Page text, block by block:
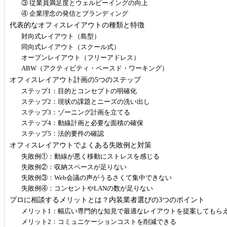
③ 従業員満足度とウェルビーイングの向上
④ 企業理念の発信とブランディング
代表的なオフィスレイアウトの種類と特徴
対向式レイアウト（島型）
同向式レイアウト（スクール式）
オープンレイアウト（フリーアドレス）
ABW（アクティビティ・ベースド・ワーキング）
オフィスレイアウト計画の5つのステップ
ステップ1：目的とコンセプトの明確化
ステップ2：現状の課題とニーズの洗い出し
ステップ3：ゾーニング計画を立てる
ステップ4：動線計画と必要な面積の確保
ステップ5：法的要件の確認
オフィスレイアウトでよくある失敗例と対策
失敗例①：動線が悪く移動にストレスを感じる
失敗例②：収納スペースが足りない
失敗例③：Web会議の声がうるさくて集中できない
失敗例④：コンセントやLANの数が足りない
プロに相談するメリットとは？内装業者選びの3つのポイント
メリット1：幅広い専門的な知見で最適なレイアウトを提案してもら
メリット2：コミュニケーションコストを削減できる